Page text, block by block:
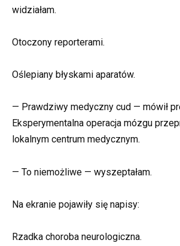
widziałam.
Otoczony reporterami.
Oślepiany błyskami aparatów.
— Prawdziwy medyczny cud — mówił
Eksperymentalna operacja mózgu
lokalnym centrum medycznym.
— To niemożliwe — wyszeptałam.
Na ekranie pojawiły się napisy:
Rzadka choroba neurologiczna.